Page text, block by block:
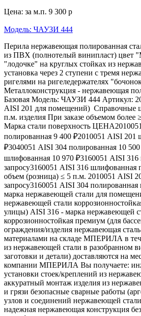
Цена: за м.п. 9 300 р
Модель: ЧАУЗИ 444
Перила нержавеющая полированная
из ПВХ (полнотелый винипласт) цвет
"лодочке" на круглых стойках из
установка через 2 ступени с тремя
ригелями на ригеледержателях
Металлоконструкция - нержавеющая
Базовая Модель: ЧАУЗИ 444 Артикул:
AISI 201 для помещений) Справочные
п.м. изделия При заказе объемом более
Марка стали поверхность
полированная 9 400 ₽2010051 AISI 201
₽3040051 AISI 304 полированная 10
шлифованная 10 970 ₽3160051 AISI 316
запросу3160051 AISI 316 шлифованная
объем (розница) ≤ 5 п.м. 2010051 AISI
запросу3160051 AISI 304
марка нержавеющей стали для
нержавеющей стали
улицы) AISI 316 - марка нержавеющей
коррозионностойкая премиум (для
ограждения/изделия нержавеющая
материалами на складе МПЕРИЛА в
из нержавеющей стали в разобранном
заготовки и детали) доставляются на
компании МПЕРИЛА Вы получаете:
установки стоек/креплений из
аккуратный монтаж изделия из
и грязи безопасные сварные работы
узлов и соединений нержавеющей
надежная нержавеющая конструкция